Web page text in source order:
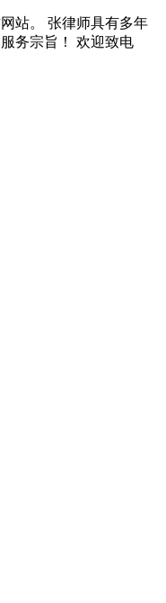
站。 张律师具有多年
务宗旨！ 欢迎致电